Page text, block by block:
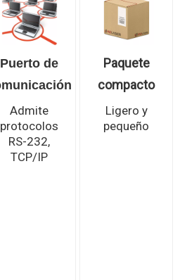
Puerto de
Admite
protocolos
RS-232,
TCP/IP
Paquete
compacto
Ligero y
pequeño